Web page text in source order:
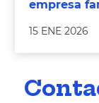
empresa
15 ENE 2026